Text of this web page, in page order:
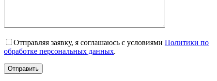
Отправляя заявку, я соглашаюсь с условиями Политики по
обработке персональных данных.